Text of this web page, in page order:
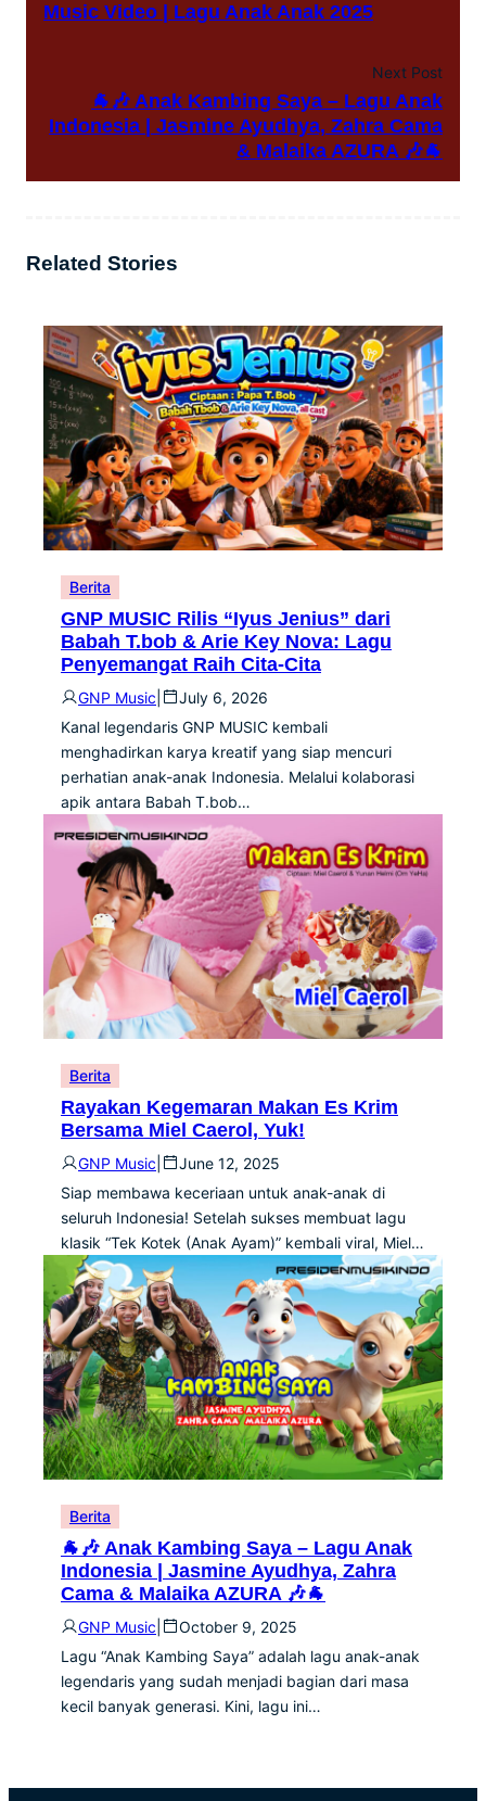
Music Video | Lagu Anak Anak 2025
Next Post
🐐🎶 Anak Kambing Saya – Lagu Anak
Indonesia | Jasmine Ayudhya, Zahra Cama
& Malaika AZURA 🎶🐐
Related Stories
Berita
GNP MUSIC Rilis “Iyus Jenius” dari
Babah T.bob & Arie Key Nova: Lagu
Penyemangat Raih Cita-Cita
GNP Music
July 6, 2026
Kanal legendaris GNP MUSIC kembali
menghadirkan karya kreatif yang siap mencuri
perhatian anak-anak Indonesia. Melalui kolaborasi
apik antara Babah T.bob…
Berita
Rayakan Kegemaran Makan Es Krim
Bersama Miel Caerol, Yuk!
GNP Music
June 12, 2025
Siap membawa keceriaan untuk anak-anak di
seluruh Indonesia! Setelah sukses membuat lagu
klasik “Tek Kotek (Anak Ayam)” kembali viral, Miel…
Berita
🐐🎶 Anak Kambing Saya – Lagu Anak
Indonesia | Jasmine Ayudhya, Zahra
Cama & Malaika AZURA 🎶🐐
GNP Music
October 9, 2025
Lagu “Anak Kambing Saya” adalah lagu anak-anak
legendaris yang sudah menjadi bagian dari masa
kecil banyak generasi. Kini, lagu ini…